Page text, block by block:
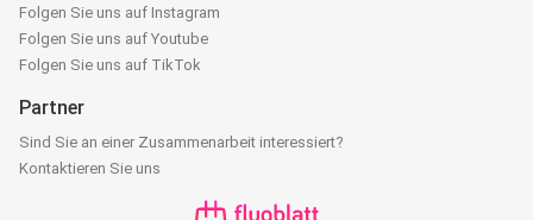
Folgen Sie uns auf Instagram
Folgen Sie uns auf Youtube
Folgen Sie uns auf TikTok
Partner
Sind Sie an einer Zusammenarbeit interessiert?
Kontaktieren Sie uns